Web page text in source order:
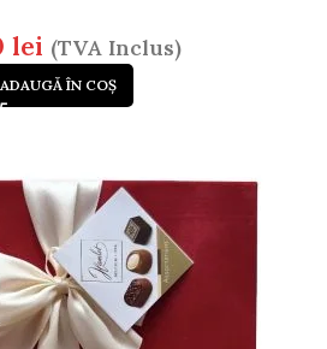
lei (TVA Inclus)
ADAUGĂ ÎN COȘ